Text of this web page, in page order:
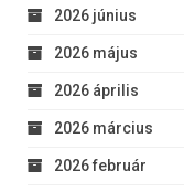
2026 június
2026 május
2026 április
2026 március
2026 február